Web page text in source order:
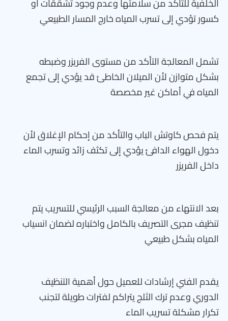
كسور تؤدي إلى تسرب المياه خارج المسار الطبيعي
تشمل المعالجة التأكد من مستوى الفريزر وضبطه
بشكل متوازن لأن الميلان الخاطئ قد يؤدي إلى تجمع
المياه في أماكن غير مخصصة
يتم فحص كاوتش الباب والتأكد من إحكام الإغلاق لأن
دخول الهواء الدافئ يؤدي إلى تكثف زائد وتسرب الماء
داخل الفريزر
بعد الانتهاء من معالجة السبب الرئيسي للتسريب يتم
تنظيف مجرى التصريف بالكامل واختباره لضمان انسياب
المياه بشكل طبيعي
يقدم الفني إرشادات للعميل حول أهمية التنظيف
الدوري وعدم ترك الثلج يتراكم لفترات طويلة لتجنب
تكرار مشكلة تسريب الماء